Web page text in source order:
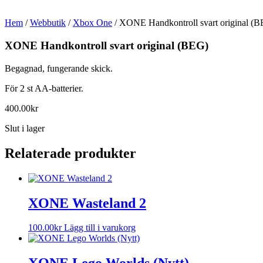
Hem /Webbutik / Xbox One / XONE Handkontroll svart original
XONE Handkontroll svart original (BEG)
Begagnad, fungerande skick.
För 2 st AA-batterier.
400.00kr
Slut i lager
Relaterade produkter
XONE Wasteland 2
100.00kr Lägg till i varukorg